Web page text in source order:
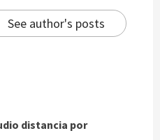
See author's posts
distancia por